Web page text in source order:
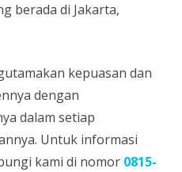
berada di Jakarta,
kepuasan dan
dengan
dalam setiap
Untuk informasi
kami di nomor 0815-